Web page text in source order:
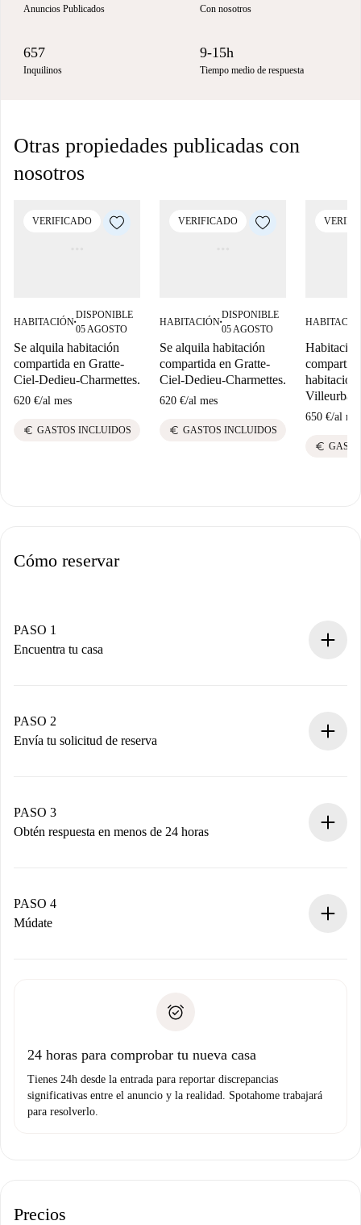
Anuncios Publicados Con nosotros
657
Inquilinos
9-15h
Tiempo medio de respuesta
Otras propiedades publicadas con
nosotros
VERIFICADO
HABITACIÓN■
DISPONIBLE
05 AGOSTO
Se alquila habitación
compartida en Gratte-
Ciel-Dedieu-Charmettes.
620 €/al mes
euro GASTOS INCLUIDOS
VERIFICADO
HABITACIÓN■
DISPONIBLE
05 AGOSTO
Se alquila habitación
compartida en Gratte-
Ciel-Dedieu-Charmettes.
620 €/al mes
euro GASTOS INCLUIDOS
650 €/al
euro
Cómo reservar
PASO 1
Encuentra tu casa
Tienes toda la información necesaria por adelantado.
PASO 2
Envía tu solicitud de reserva
propietario acepte.
PASO 3
Obtén respuesta en menos de 24 horas
contacto con el propietario.
Si es rechazada: No te haremos ningún cargo y te
Prueba de solvencia
PASO 4
Múdate
no nos comunicas ningún problema.
24 horas para comprobar tu nueva casa
Tienes 24h desde la entrada para reportar discrepancias
significativas entre el anuncio y la realidad. Spotahome trabajará
para resolverlo.
Precios